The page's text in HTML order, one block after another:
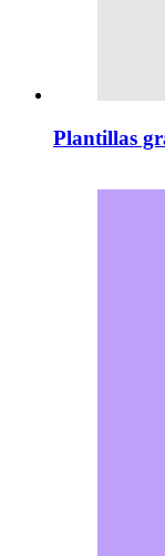
Plantillas